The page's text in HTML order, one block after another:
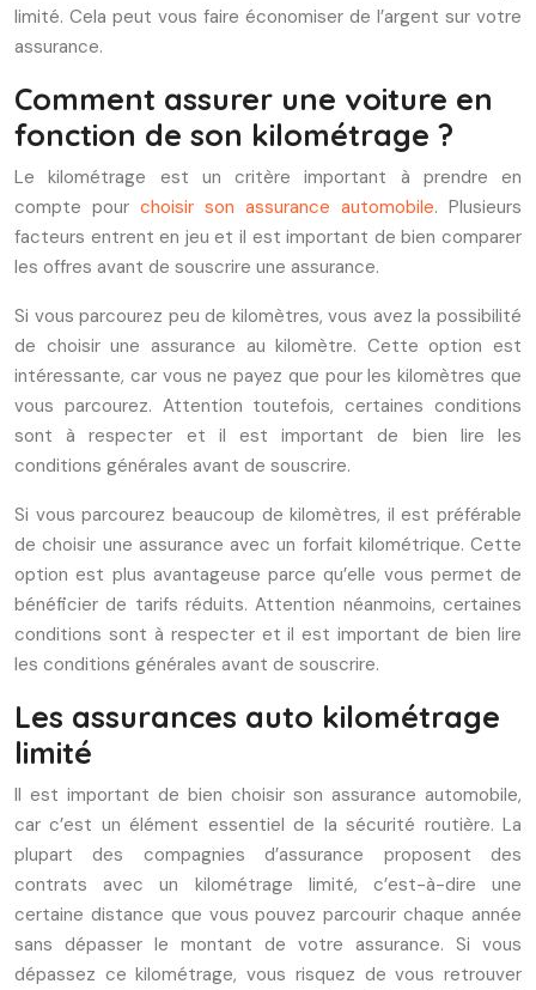
limité. Cela peut vous faire économiser de l’argent sur votre
assurance.
Comment assurer une voiture en
fonction de son kilométrage ?
Le kilométrage est un critère important à prendre en
compte pour choisir son assurance automobile. Plusieurs
facteurs entrent en jeu et il est important de bien comparer
les offres avant de souscrire une assurance.
Si vous parcourez peu de kilomètres, vous avez la possibilité
de choisir une assurance au kilomètre. Cette option est
intéressante, car vous ne payez que pour les kilomètres que
vous parcourez. Attention toutefois, certaines conditions
sont à respecter et il est important de bien lire les
conditions générales avant de souscrire.
Si vous parcourez beaucoup de kilomètres, il est préférable
de choisir une assurance avec un forfait kilométrique. Cette
option est plus avantageuse parce qu’elle vous permet de
bénéficier de tarifs réduits. Attention néanmoins, certaines
conditions sont à respecter et il est important de bien lire
les conditions générales avant de souscrire.
Les assurances auto kilométrage
limité
Il est important de bien choisir son assurance automobile,
car c’est un élément essentiel de la sécurité routière. La
plupart des compagnies d’assurance proposent des
contrats avec un kilométrage limité, c’est-à-dire une
certaine distance que vous pouvez parcourir chaque année
sans dépasser le montant de votre assurance. Si vous
dépassez ce kilométrage, vous risquez de vous retrouver